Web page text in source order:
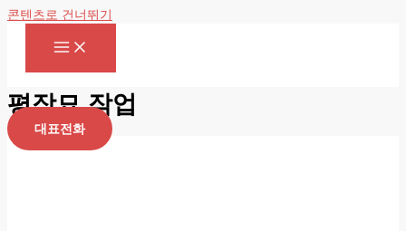
콘텐츠로 건너뛰기
평장묘 작업
대표전화